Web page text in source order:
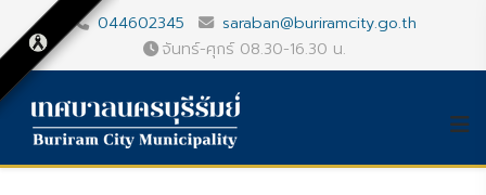
044602345
saraban@buriramcity.go.th
จันทร์-ศุกร์ 08.30-16.30 น.